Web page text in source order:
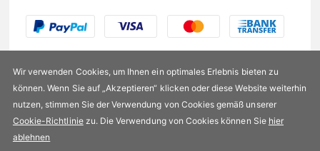
US$140,99
Wir verwenden Cookies, um Ihnen ein optimales Erlebnis bieten zu
können. Wenn Sie auf „Akzeptieren“ klicken oder diese Website weiterhin
nutzen, stimmen Sie der Verwendung von Cookies gemäß unserer
Cookie-Richtliniezu. Die Verwendung von Cookies können Sie hier
ablehnen